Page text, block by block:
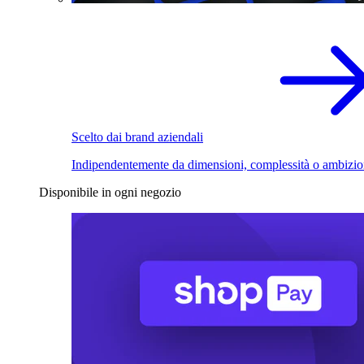
Scelto dai brand aziendali
Indipendentemente da dimensioni, complessità o
Disponibile in ogni negozio